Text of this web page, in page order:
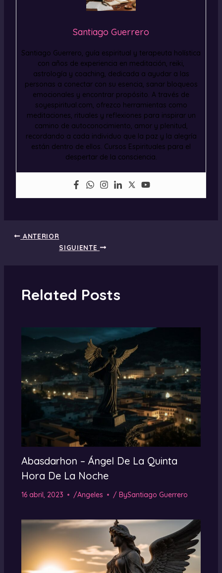
Santiago Guerrero
Santiago Guerrero, guía espiritual y terapeuta holística
con años de experiencia en meditación, reiki,
astrología y coaching, dedicada a ayudar a las
personas a conectar con su esencia, sanar bloqueos
emocionales y encontrar propósito. A través de
soyespiritual.com, ofrezco herramientas como
meditaciones, rituales y reflexiones para inspirar un
camino de autoconocimiento, amor y plenitud,
recordando a cada individuo que la paz y la alegría
están dentro de ellos. Cursos Espirituales para el
despertar de la consciencia.
ANTERIOR
SIGUIENTE
Related Posts
Abasdarhon – Ángel De La Quinta
Hora De La Noche
16 abril, 2023 /Angeles / BySantiago Guerrero